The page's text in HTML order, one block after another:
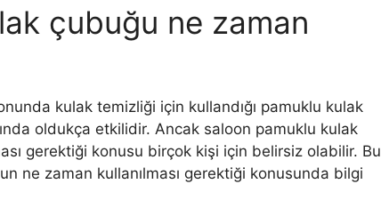
çubuğu ne zaman
kulak temizliği için kullandığı pamuklu kulak
oldukça etkilidir. Ancak saloon pamuklu kulak
gerektiği konusu birçok kişi için belirsiz olabilir. Bu
ne zaman kullanılması gerektiği konusunda bilgi